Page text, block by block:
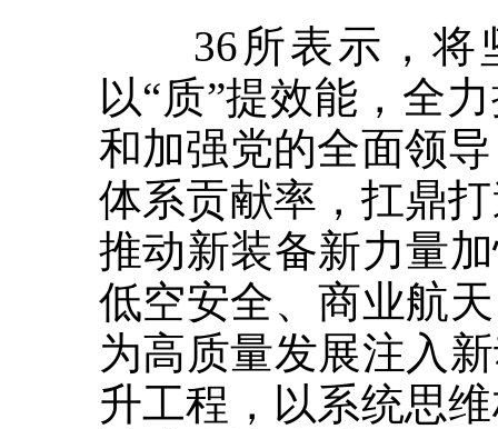
36所表示，将坚
以“质”提效能，全
和加强党的全面领
体系贡献率，扛鼎
推动新装备新力量
低空安全、商业航
为高质量发展注入
升工程，以系统思